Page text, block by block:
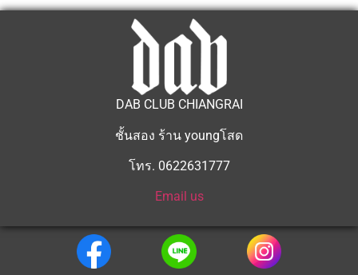
DAB CLUB CHIANGRAI
ชั้นสอง ร้าน youngโสด
โทร. 0622631777
Email us